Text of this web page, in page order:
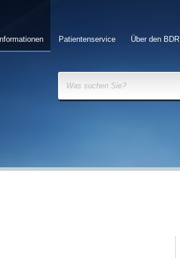
Über den BDR
Patientenservice
Informationen
Was suchen Sie?